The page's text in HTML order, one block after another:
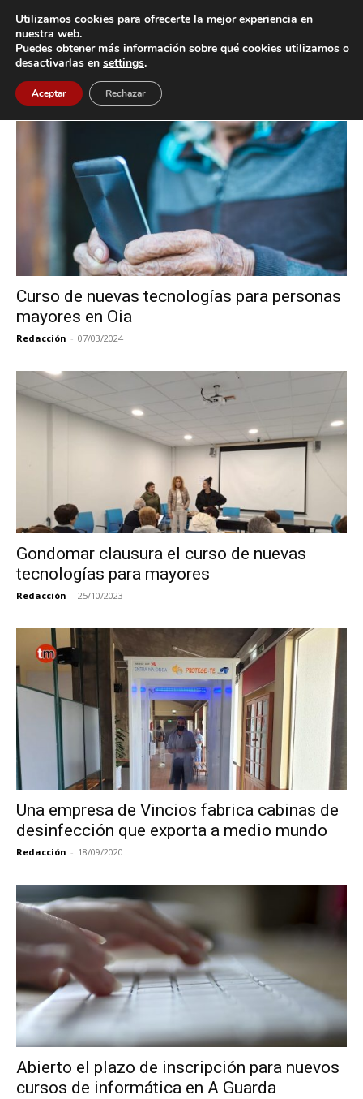
Inicio Etiquetas Nuevas Tecnologías
Etiqueta: Nuevas Tecnologías
Curso de nuevas tecnologías para personas
mayores en Oia
Redacción - 07/03/2024
Gondomar clausura el curso de nuevas
tecnologías para mayores
Redacción - 25/10/2023
Una empresa de Vincios fabrica cabinas de
desinfección que exporta a medio mundo
Redacción - 18/09/2020
Abierto el plazo de inscripción para nuevos
cursos de informática en A Guarda
Utilizamos cookies para ofrecerte la mejor experiencia en
nuestra web.
Puedes obtener más información sobre qué cookies utilizamos o
desactivarlas en settings.
Aceptar Rechazar